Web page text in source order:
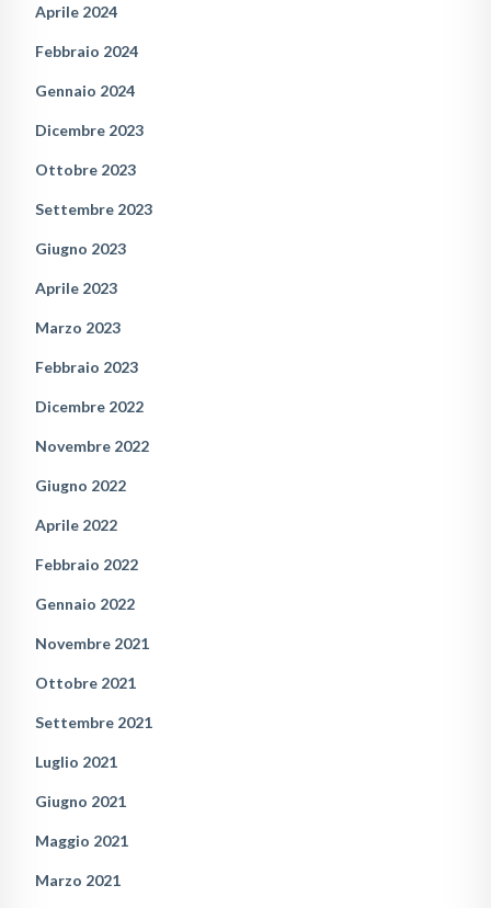
Aprile 2024
Febbraio 2024
Gennaio 2024
Dicembre 2023
Ottobre 2023
Settembre 2023
Giugno 2023
Aprile 2023
Marzo 2023
Febbraio 2023
Dicembre 2022
Novembre 2022
Giugno 2022
Aprile 2022
Febbraio 2022
Gennaio 2022
Novembre 2021
Ottobre 2021
Settembre 2021
Luglio 2021
Giugno 2021
Maggio 2021
Marzo 2021